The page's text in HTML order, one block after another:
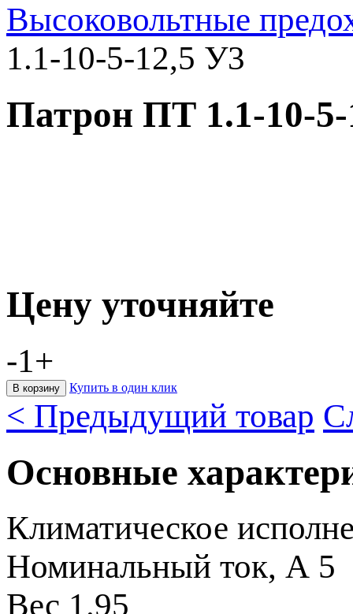
Высоковольтные
1.1-10-5-12,5 У3
Патрон ПТ 1.1-10-
Цену уточняйте
-1+
Купить в один клик
< Предыдущий товар
Основные
Климатическое
Номинальный ток, А 5
Вес 1.95